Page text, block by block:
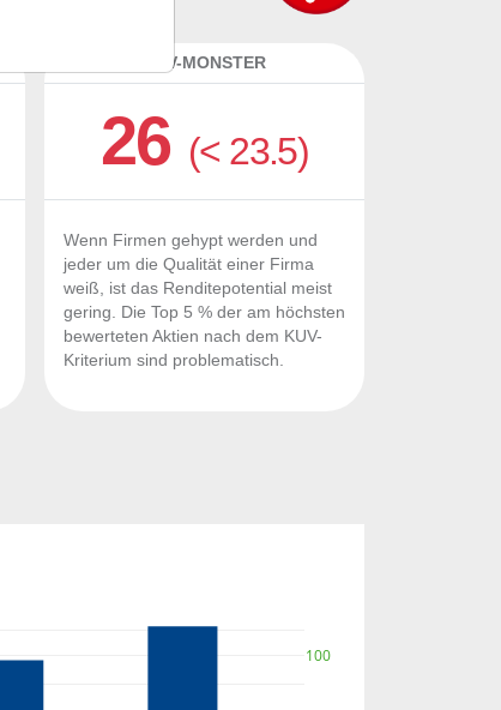
KUV-MONSTER
26 (< 23.5)
Wenn Firmen gehypt werden und
jeder um die Qualität einer Firma
weiß, ist das Renditepotential meist
gering. Die Top 5 % der am höchsten
bewerteten Aktien nach dem KUV-
Kriterium sind problematisch.
100